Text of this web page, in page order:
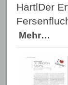
HartlDer
Mehr…